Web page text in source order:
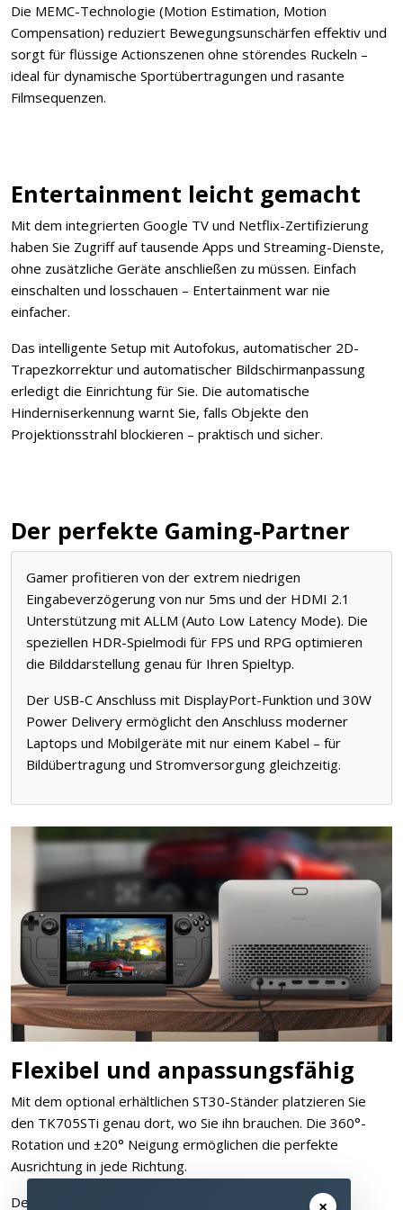
Die MEMC-Technologie (Motion Estimation, Motion
Compensation) reduziert Bewegungsunschärfen effektiv und
sorgt für flüssige Actionszenen ohne störendes Ruckeln –
ideal für dynamische Sportübertragungen und rasante
Filmsequenzen.
Entertainment leicht gemacht
Mit dem integrierten Google TV und Netflix-Zertifizierung
haben Sie Zugriff auf tausende Apps und Streaming-Dienste,
ohne zusätzliche Geräte anschließen zu müssen. Einfach
einschalten und losschauen – Entertainment war nie
einfacher.
Das intelligente Setup mit Autofokus, automatischer 2D-
Trapezkorrektur und automatischer Bildschirmanpassung
erledigt die Einrichtung für Sie. Die automatische
Hinderniserkennung warnt Sie, falls Objekte den
Projektionsstrahl blockieren – praktisch und sicher.
Der perfekte Gaming-Partner
Gamer profitieren von der extrem niedrigen
Eingabeverzögerung von nur 5ms und der HDMI 2.1
Unterstützung mit ALLM (Auto Low Latency Mode). Die
speziellen HDR-Spielmodi für FPS und RPG optimieren
die Bilddarstellung genau für Ihren Spieltyp.
Der USB-C Anschluss mit DisplayPort-Funktion und 30W
Power Delivery ermöglicht den Anschluss moderner
Laptops und Mobilgeräte mit nur einem Kabel – für
Bildübertragung und Stromversorgung gleichzeitig.
Flexibel und anpassungsfähig
Mit dem optional erhältlichen ST30-Ständer platzieren Sie
den TK705STi genau dort, wo Sie ihn brauchen. Die 360°-
Rotation und ±20° Neigung ermöglichen die perfekte
Ausrichtung in jede Richtung.
Der Bluetooth-Lautsprecher-Modus verwandelt Ihren